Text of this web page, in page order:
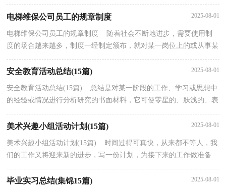
查、分析评价，从而肯定成绩，得到经验，找出差距...
电梯维保公司员工的规章制度 2025-08-01
电梯维保公司员工的规章制度 随着社会不断地进步，需要使用制
度的场合越来越多，制度一经制定颁布，就对某一岗位上的或从事某
安全教育活动总结(15篇) 2025-08-01
安全教育活动总结(15篇) 总结是对某一阶段的工作、学习或思想中
的经验或情况进行分析研究的书面材料，它可使零星的、肤浅的、表
面的感性认知上升到全面的、系统的、本质的...
美术兴趣小组活动计划(15篇) 2025-08-01
美术兴趣小组活动计划(15篇) 时间过得可真快，从来都不等人，我
们的工作又将迎来新的进步，写一份计划，为接下来的工作做准备
毕业实习总结(集锦15篇) 2025-08-01